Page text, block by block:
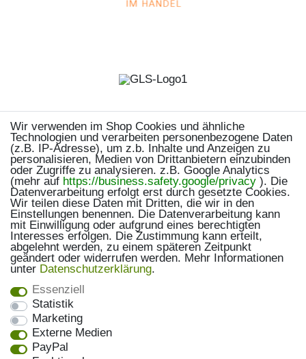
Wir verwenden im Shop Cookies und ähnliche
Technologien und verarbeiten personenbezogene Daten
(z.B. IP-Adresse), um z.b. Inhalte und Anzeigen zu
personalisieren, Medien von Drittanbietern einzubinden
oder Zugriffe zu analysieren. z.B. Google Analytics
(mehr auf https://business.safety.google/privacy ). Die
Datenverarbeitung erfolgt erst durch gesetzte Cookies.
Wir teilen diese Daten mit Dritten, die wir in den
Einstellungen benennen. Die Datenverarbeitung kann
mit Einwilligung oder aufgrund eines berechtigten
Interesses erfolgen. Die Zustimmung kann erteilt,
abgelehnt werden, zu einem späteren Zeitpunkt
geändert oder widerrufen werden. Mehr Informationen
unter Daten­schutz­erklärung.
Essenziell
Statistik
Marketing
Externe Medien
PayPal